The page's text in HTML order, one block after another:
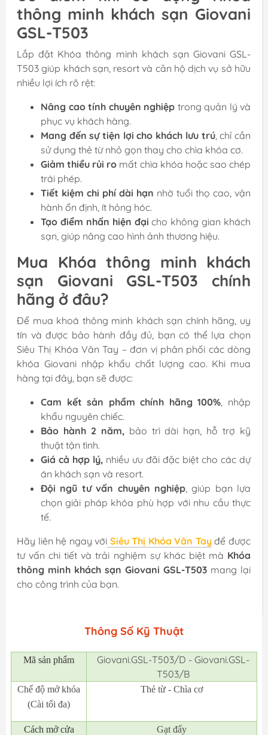
thông minh khách sạn Giovani
GSL-T503
Lắp đặt Khóa thông minh khách sạn Giovani GSL-
T503 giúp khách sạn, resort và căn hộ dịch vụ sở hữu
nhiều lợi ích rõ rệt:
Nâng cao tính chuyên nghiệp trong quản lý và
phục vụ khách hàng.
Mang đến sự tiện lợi cho khách lưu trú, chỉ cần
sử dụng thẻ từ nhỏ gọn thay cho chìa khóa cơ.
Giảm thiểu rủi ro mất chìa khóa hoặc sao chép
trái phép.
Tiết kiệm chi phí dài hạn nhờ tuổi thọ cao, vận
hành ổn định, ít hỏng hóc.
Tạo điểm nhấn hiện đại cho không gian khách
sạn, giúp nâng cao hình ảnh thương hiệu.
Mua Khóa thông minh khách
sạn Giovani GSL-T503 chính
hãng ở đâu?
Để mua khoá thông minh khách sạn chính hãng, uy
tín và được bảo hành đầy đủ, bạn có thể lựa chọn
Siêu Thị Khóa Vân Tay – đơn vị phân phối các dòng
khóa Giovani nhập khẩu chất lượng cao. Khi mua
hàng tại đây, bạn sẽ được:
Cam kết sản phẩm chính hãng 100% , nhập
khẩu nguyên chiếc.
Bảo hành 2 năm, bảo trì dài hạn, hỗ trợ kỹ
thuật tận tình.
Giá cả hợp lý, nhiều ưu đãi đặc biệt cho các dự
án khách sạn và resort.
Đội ngũ tư vấn chuyên nghiệp, giúp bạn lựa
chọn giải pháp khóa phù hợp với nhu cầu thực
tế.
Hãy liên hệ ngay với Siêu Thị Khóa Vân Tayđể được
tư vấn chi tiết và trải nghiệm sự khác biệt mà Khóa
thông minh khách sạn Giovani GSL-T503 mang lại
cho công trình của bạn.
Thông Số Kỹ Thuật
Mã sản phẩm
Giovani.GSL-T503/D - Giovani.GSL-
T503/B
Chế độ mở khóa
(Cài tối đa)
Thẻ từ - Chìa cơ
Cách mở cửa Gạt đẩy